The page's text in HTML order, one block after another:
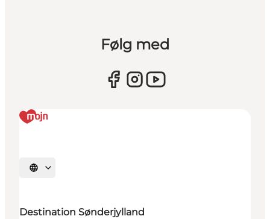
Følg med
Vælg sprog
Destination Sønderjylland